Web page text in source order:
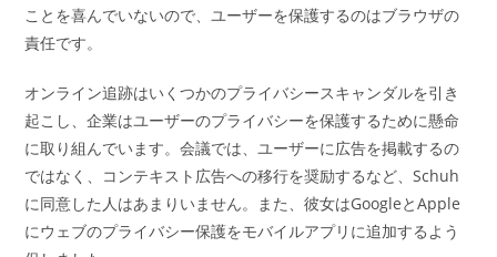
ことを喜んでいないので、ユーザーを保護するのはブラウザの
責任です。
オンライン追跡はいくつかのプライバシースキャンダルを引き
起こし、企業はユーザーのプライバシーを保護するために懸命
に取り組んでいます。会議では、ユーザーに広告を掲載するの
ではなく、コンテキスト広告への移行を奨励するなど、Schuh
に同意した人はあまりいません。また、彼女はGoogleとApple
にウェブのプライバシー保護をモバイルアプリに追加するよう